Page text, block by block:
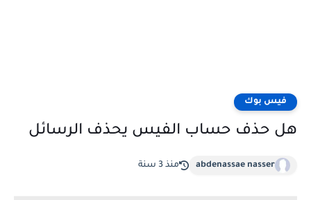
فيس بوك
هل حذف حساب الفيس يحذف الرسائل
abdenassae nasser منذ 3 سنة